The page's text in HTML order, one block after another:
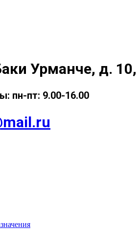
Урманче, д.
пн-пт: 9.00-16.00